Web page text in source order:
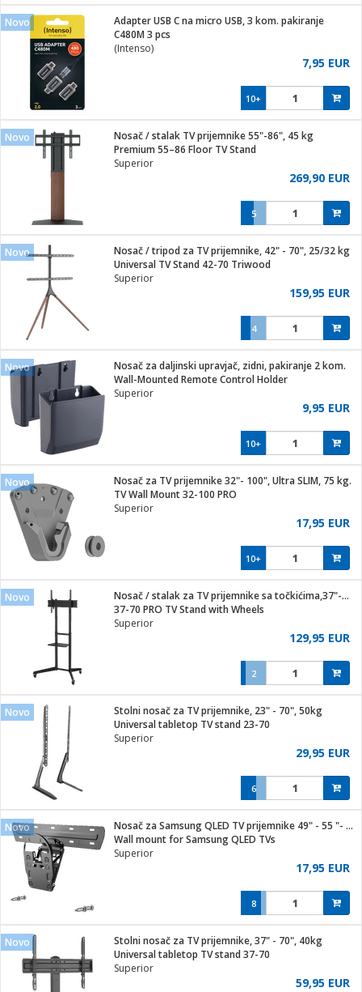
aparati
mesa
kavu
Vitrine
/ Zdravlje
za kosu
program
pribor
materijal
i kutije
i oprema
Novo
Adapter USB C na micro USB, 3 kom. pakiranje
C480M 3 pcs
(Intenso)
7,95 EUR
10+
Novo
Nosač / stalak TV prijemnike 55"-86", 45 kg
Premium 55–86 Floor TV Stand
Superior
269,90 EUR
5
Novo
Nosač / tripod za TV prijemnike, 42" - 70", 25/32 kg
Universal TV Stand 42-70 Triwood
Superior
159,95 EUR
4
Novo
Nosač za daljinski upravjač, zidni, pakiranje 2 kom.
Wall-Mounted Remote Control Holder
Superior
9,95 EUR
10+
Novo
Nosač za TV prijemnike 32"- 100", Ultra SLIM, 75 kg.
TV Wall Mount 32-100 PRO
Superior
17,95 EUR
10+
Novo
Nosač / stalak za TV prijemnike sa točkićima,37"-70",50 kg
37-70 PRO TV Stand with Wheels
Superior
129,95 EUR
2
Novo
Stolni nosač za TV prijemnike, 23" - 70", 50kg
Universal tabletop TV stand 23-70
Superior
29,95 EUR
6
Novo
Nosač za Samsung QLED TV prijemnike 49" - 55 "- 65", 50 kg.
Wall mount for Samsung QLED TVs
Superior
17,95 EUR
8
Novo
Stolni nosač za TV prijemnike, 37" - 70", 40kg
Universal tabletop TV stand 37-70
Superior
59,95 EUR